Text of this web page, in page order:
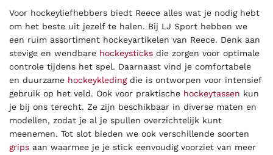
Voor hockeyliefhebbers biedt Reece alles wat je nodig hebt
om het beste uit jezelf te halen. Bij LJ Sport hebben we
een ruim assortiment hockeyartikelen van Reece. Denk aan
stevige en wendbare hockeysticks die zorgen voor optimale
controle tijdens het spel. Daarnaast vind je comfortabele
en duurzame hockeykledingdie is ontworpen voor intensief
gebruik op het veld. Ook voor praktische hockeytassen kun
je bij ons terecht. Ze zijn beschikbaar in diverse maten en
modellen, zodat je al je spullen overzichtelijk kunt
meenemen. Tot slot bieden we ook verschillende soorten
grips aan waarmee je je stick eenvoudig voorziet van meer